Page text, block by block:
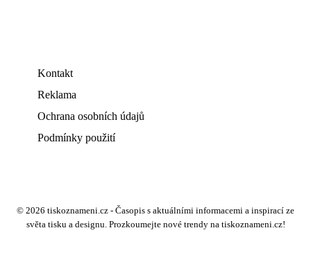
Kontakt
Reklama
Ochrana osobních údajů
Podmínky použití
© 2026 tiskoznameni.cz - Časopis s aktuálními informacemi a inspirací ze
světa tisku a designu. Prozkoumejte nové trendy na tiskoznameni.cz!